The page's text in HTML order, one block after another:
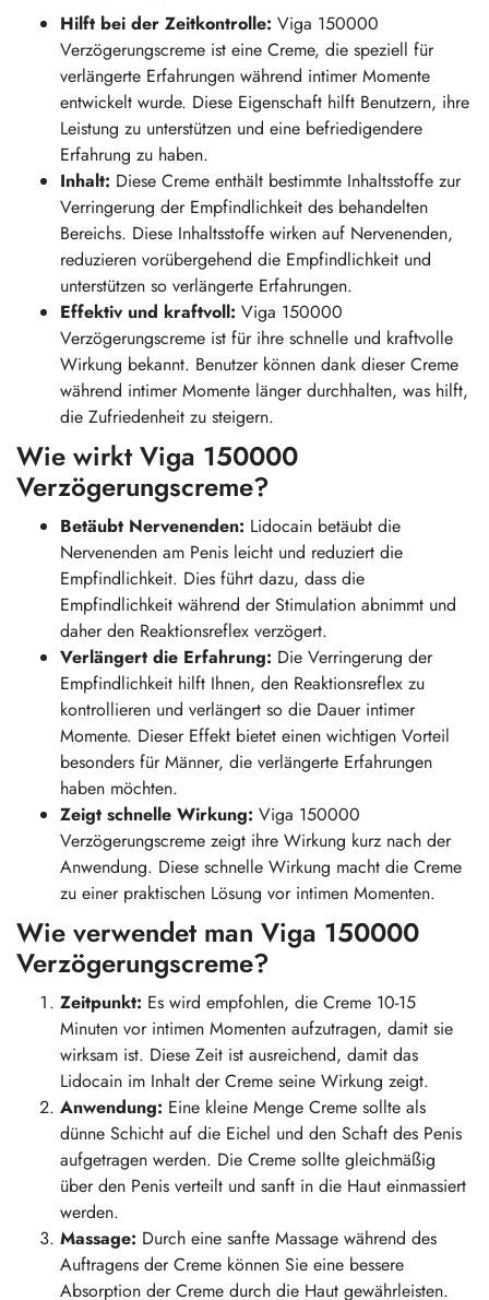
Hilft bei der Zeitkontrolle: Viga 150000
Verzögerungscreme ist eine Creme, die speziell für
verlängerte Erfahrungen während intimer Momente
entwickelt wurde. Diese Eigenschaft hilft Benutzern, ihre
Leistung zu unterstützen und eine befriedigendere
Erfahrung zu haben.
Inhalt: Diese Creme enthält bestimmte Inhaltsstoffe zur
Verringerung der Empfindlichkeit des behandelten
Bereichs. Diese Inhaltsstoffe wirken auf Nervenenden,
reduzieren vorübergehend die Empfindlichkeit und
unterstützen so verlängerte Erfahrungen.
Effektiv und kraftvoll: Viga 150000
Verzögerungscreme ist für ihre schnelle und kraftvolle
Wirkung bekannt. Benutzer können dank dieser Creme
während intimer Momente länger durchhalten, was hilft,
die Zufriedenheit zu steigern.
Wie wirkt Viga 150000
Verzögerungscreme?
Betäubt Nervenenden: Lidocain betäubt die
Nervenenden am Penis leicht und reduziert die
Empfindlichkeit. Dies führt dazu, dass die
Empfindlichkeit während der Stimulation abnimmt und
daher den Reaktionsreflex verzögert.
Verlängert die Erfahrung: Die Verringerung der
Empfindlichkeit hilft Ihnen, den Reaktionsreflex zu
kontrollieren und verlängert so die Dauer intimer
Momente. Dieser Effekt bietet einen wichtigen Vorteil
besonders für Männer, die verlängerte Erfahrungen
haben möchten.
Zeigt schnelle Wirkung: Viga 150000
Verzögerungscreme zeigt ihre Wirkung kurz nach der
Anwendung. Diese schnelle Wirkung macht die Creme
zu einer praktischen Lösung vor intimen Momenten.
Wie verwendet man Viga 150000
Verzögerungscreme?
Zeitpunkt: Es wird empfohlen, die Creme 10-15
Minuten vor intimen Momenten aufzutragen, damit sie
wirksam ist. Diese Zeit ist ausreichend, damit das
Lidocain im Inhalt der Creme seine Wirkung zeigt.
Anwendung: Eine kleine Menge Creme sollte als
dünne Schicht auf die Eichel und den Schaft des Penis
aufgetragen werden. Die Creme sollte gleichmäßig
über den Penis verteilt und sanft in die Haut einmassiert
werden.
Massage: Durch eine sanfte Massage während des
Auftragens der Creme können Sie eine bessere
Absorption der Creme durch die Haut gewährleisten.